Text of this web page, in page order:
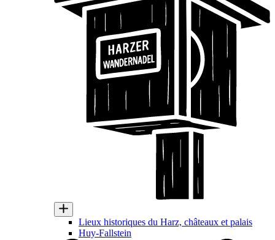
Lieux historiques du Harz, châteaux et palais
Huy-Fallstein